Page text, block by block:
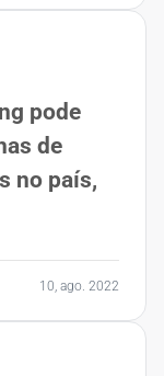
pode
de
no país,
10, ago. 2022